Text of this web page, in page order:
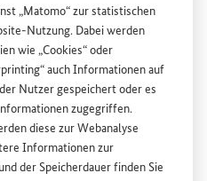
„Matomo“ zur statistischen
-Nutzung. Dabei werden
wie „Cookies“ oder
“ auch Informationen auf
Nutzer gespeichert oder es
zugegriffen.
diese zur Webanalyse
Informationen zur
der Speicherdauer finden Sie